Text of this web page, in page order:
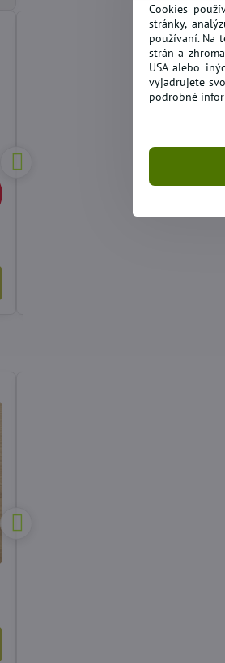
Cookies
stránky,
používaní. Na
strán a
USA alebo
vyjadrujete
podrobné